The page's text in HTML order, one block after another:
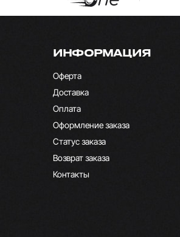
ИНФОРМАЦИЯ
Оферта
Доставка
Оплата
Оформление заказа
Статус заказа
Возврат заказа
Контакты